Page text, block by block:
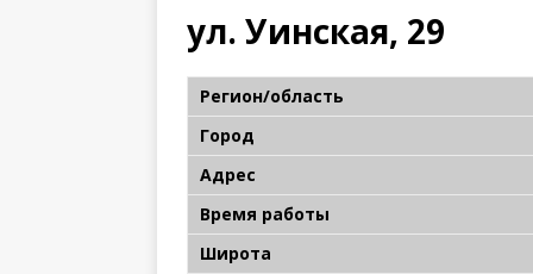
ул. Уинская, 29
Регион/область
Город
Адрес
Время работы
Широта